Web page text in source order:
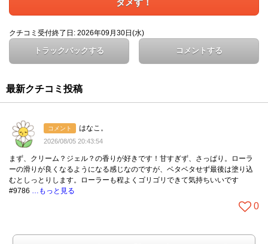
クチコミ受付終了日: 2026年09月30日(水)
トラックバックする コメントする
最新クチコミ投稿
コメント はなこ。
2026/08/05 20:43:54
まず、クリーム？ジェル？の香りが好きです！甘すぎず、さっぱり。ローラ
ーの滑りが良くなるようになる感じなのですが、ベタベタせず最後は塗り込
むとしっとりします。ローラーも程よくゴリゴリできて気持ちいいです
#9786
…もっと見る
0